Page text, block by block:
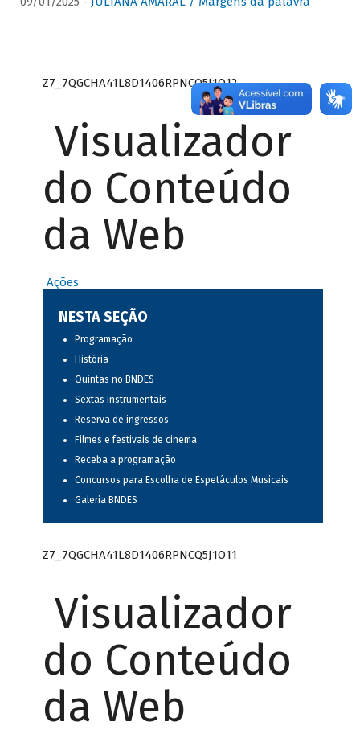
Z7_7QGCHA41L8D1406RPNCQ5J1O12
Visualizador
do Conteúdo
da Web
Ações
NESTA SEÇÃO
Programação
História
Quintas no BNDES
Sextas instrumentais
Reserva de ingressos
Filmes e festivais de cinema
Receba a programação
Concursos para Escolha de Espetáculos Musicais
Galeria BNDES
Z7_7QGCHA41L8D1406RPNCQ5J1O11
Visualizador
do Conteúdo
da Web